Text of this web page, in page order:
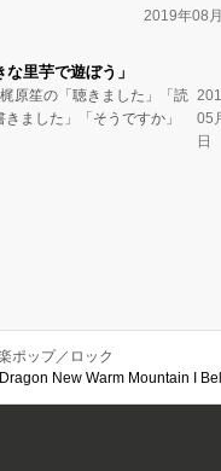
2019年08
里芋で遊ぼう」
原笙の「聴きました」「読
ました」「そうですか」
05
日
ポップ／ロック
New Warm Mountain I